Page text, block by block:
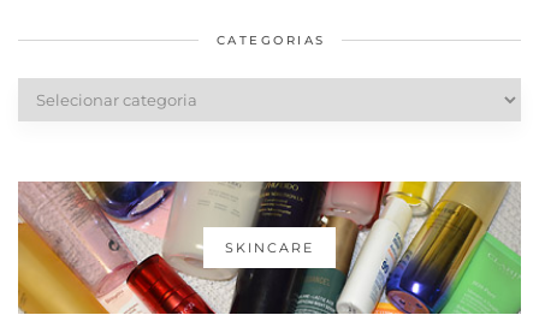
CATEGORIAS
SKINCARE